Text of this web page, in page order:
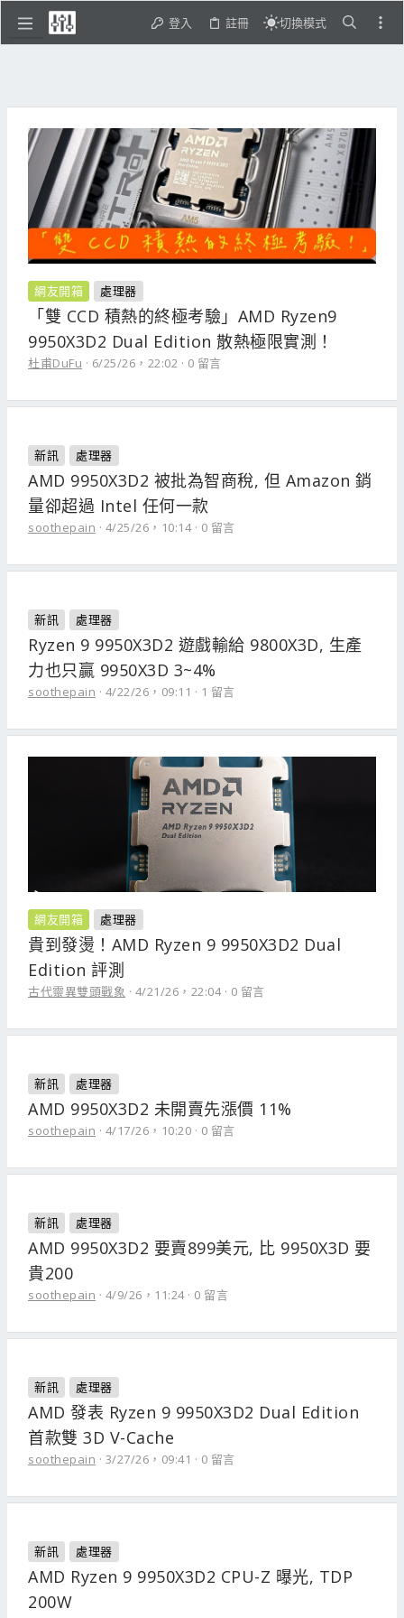
登入 註冊 切換模式
網友開箱 處理器
「雙 CCD 積熱的終極考驗」AMD Ryzen9
9950X3D2 Dual Edition 散熱極限實測！
杜甫DuFu 6/25/26，22:02 0 留言
新訊 處理器
AMD 9950X3D2 被批為智商稅, 但 Amazon 銷
量卻超過 Intel 任何一款
soothepain 4/25/26，10:14 0 留言
新訊 處理器
Ryzen 9 9950X3D2 遊戲輸給 9800X3D, 生產
力也只贏 9950X3D 3~4%
soothepain 4/22/26，09:11 1 留言
網友開箱 處理器
貴到發燙！AMD Ryzen 9 9950X3D2 Dual
Edition 評測
古代靈異雙頭戰象 4/21/26，22:04 0 留言
新訊 處理器
AMD 9950X3D2 未開賣先漲價 11%
soothepain 4/17/26，10:20 0 留言
新訊 處理器
AMD 9950X3D2 要賣899美元, 比 9950X3D 要
貴200
soothepain 4/9/26，11:24 0 留言
新訊 處理器
AMD 發表 Ryzen 9 9950X3D2 Dual Edition
首款雙 3D V-Cache
soothepain 3/27/26，09:41 0 留言
新訊 處理器
AMD Ryzen 9 9950X3D2 CPU-Z 曝光, TDP
200W